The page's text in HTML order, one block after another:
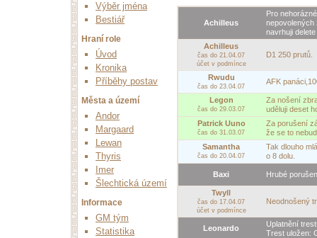
Výběr jména
Bestiář
Hraní role
Úvod
Kronika
Příběhy postav
Města a území
Andor
Margaard
Lewan
Thyris
Imer
Šlechtická území
Informace
GM tým
Statistika
Achilleus
Pro
navrhuji
Achilleus
čas do 21.04.07
účet v podmínce
D1 250 prutů.
Rwudu
čas do 23.04.07
AFK
Legon
čas do 29.03.07
Za nošení
uděluji deset
Patrick Uuno
čas do 31.03.07
Za porušení
že se to
Samantha
čas do 20.04.07
Tak dlouho
o 8 dolu.
Baxi Hrubé
Twyll
čas do 17.04.07
účet v podmínce
Neodnošený
Leonardo
Uplatnění
Trest uložen: